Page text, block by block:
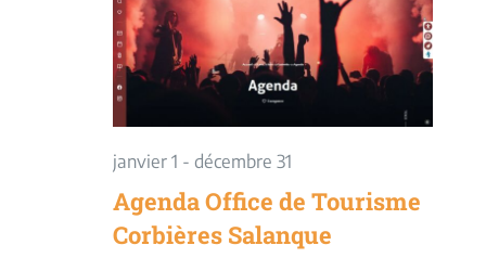
vues
janvier 1 - décembre 31
Agenda Office de Tourisme
Corbières Salanque